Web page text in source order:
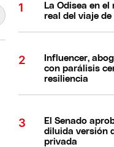
La Odisea en
real del viaje de
Influencer,
con parálisis
resiliencia
El Senado
diluida versión
privada